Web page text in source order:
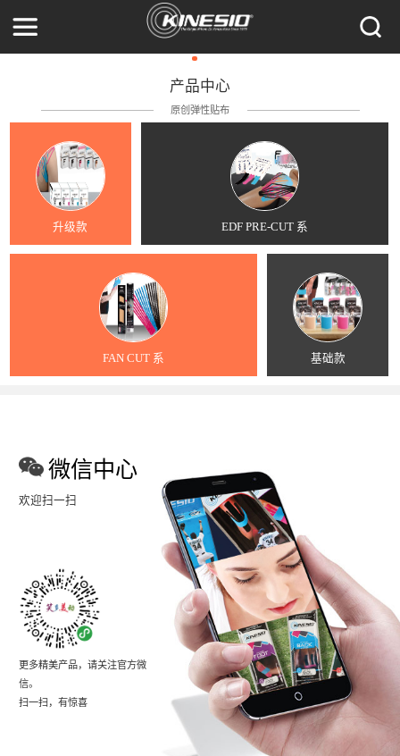
产品中心
原创弹性贴布
升级款 EDF PRE-CUT 系
FAN CUT 系 基础款
微信中心
欢迎扫一扫
更多精美产品，请关注官方微
信。
扫一扫，有惊喜